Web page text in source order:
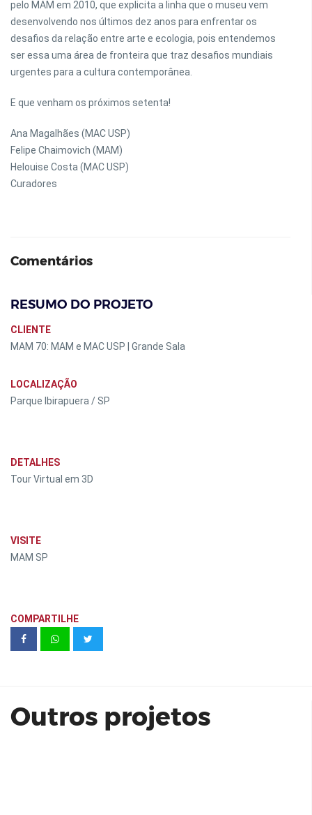
pelo MAM em 2010, que explicita a linha que o museu vem
desenvolvendo nos últimos dez anos para enfrentar os
desafios da relação entre arte e ecologia, pois entendemos
ser essa uma área de fronteira que traz desafios mundiais
urgentes para a cultura contemporânea.
E que venham os próximos setenta!
Ana Magalhães (MAC USP)
Felipe Chaimovich (MAM)
Helouise Costa (MAC USP)
Curadores
Comentários
RESUMO DO PROJETO
CLIENTE
MAM 70: MAM e MAC USP | Grande Sala
LOCALIZAÇÃO
Parque Ibirapuera / SP
DETALHES
Tour Virtual em 3D
VISITE
MAM SP
COMPARTILHE
Outros projetos
Praça Marechal